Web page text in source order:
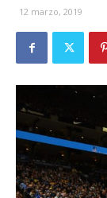
12 marzo, 2019